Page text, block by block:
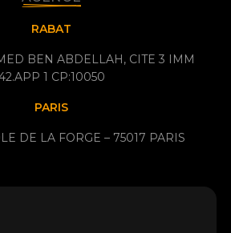
RABAT
BEN ABDELLAH, CITE 3 IMM
1 CP:10050
PARIS
DE LA FORGE – 75017 PARIS